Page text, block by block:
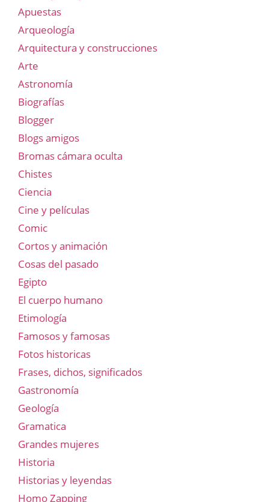
Apuestas
Arqueología
Arquitectura y construcciones
Arte
Astronomía
Biografías
Blogger
Blogs amigos
Bromas cámara oculta
Chistes
Ciencia
Cine y películas
Comic
Cortos y animación
Cosas del pasado
Egipto
El cuerpo humano
Etimología
Famosos y famosas
Fotos historicas
Frases, dichos, significados
Gastronomía
Geología
Gramatica
Grandes mujeres
Historia
Historias y leyendas
Homo Zapping